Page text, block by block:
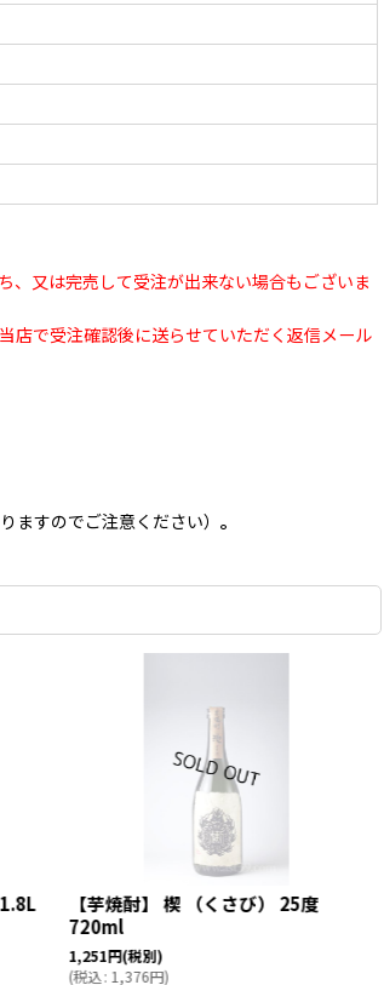
、又は完売して受注が出来ない場合もございま
店で受注確認後に送らせていただく返信メール
ますのでご注意ください） 。
【芋焼酎】 楔 （くさび） 25度
720ml
1,251円(税別)
(税込: 1,376円)